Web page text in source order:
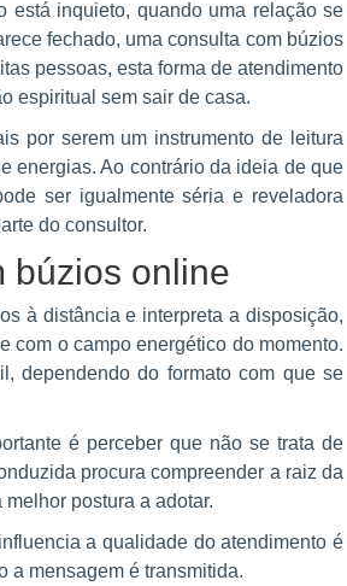
está inquieto, quando uma relação se
fechado, uma consulta com búzios
pessoas, esta forma de atendimento
espiritual sem sair de casa.
por serem um instrumento de leitura
energias. Ao contrário da ideia de que
ser igualmente séria e reveladora
do consultor.
búzios online
à distância e interpreta a disposição,
com o campo energético do momento.
dependendo do formato com que se
é perceber que não se trata de
procura compreender a raiz da
postura a adotar.
a qualidade do atendimento é
a mensagem é transmitida.